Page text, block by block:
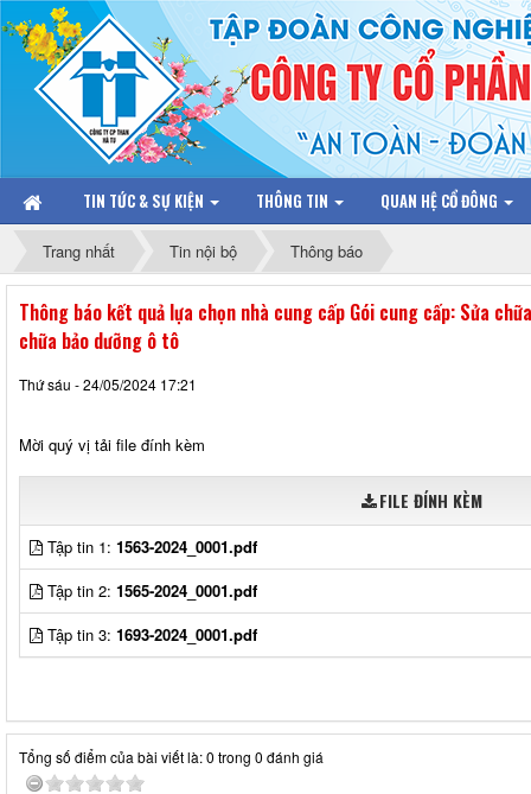
TIN TỨC & SỰ KIỆN THÔNG TIN QUAN HỆ CỔ ĐÔNG
Trang nhất Tin nội bộ Thông báo
Thông báo kết quả lựa chọn nhà cung cấp Gói cung cấp: Sửa
chữa bảo dưỡng ô tô
Thứ sáu - 24/05/2024 17:21
Mời quý vị tải file đính kèm
FILE ĐÍNH KÈM
Tập tin 1: 1563-2024_0001.pdf
Tập tin 2: 1565-2024_0001.pdf
Tập tin 3: 1693-2024_0001.pdf
Tổng số điểm của bài viết là: 0 trong 0 đánh giá